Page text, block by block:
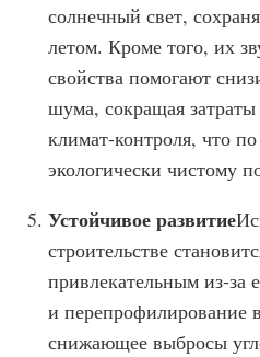
солнечный свет,
летом. Кроме того, их
свойства помогают
шума, сокращая
климат-контроля, что
экологически чистому
Устойчивое развитие
строительстве
привлекательным из-за
и перепрофилирование
снижающее выбросы